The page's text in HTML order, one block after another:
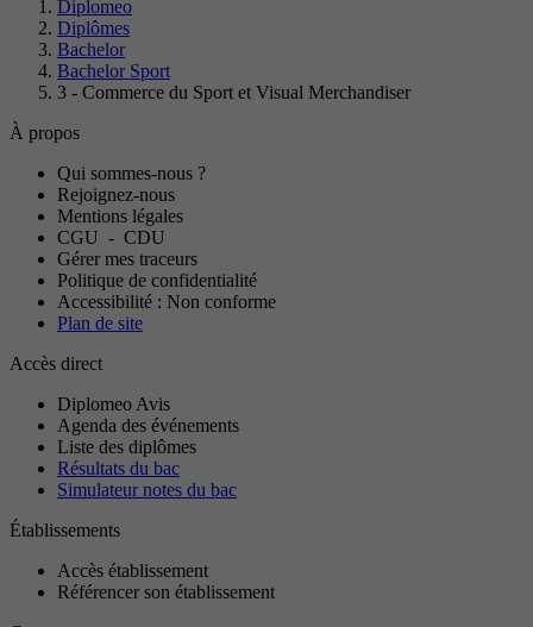
Diplomeo
Diplômes
Bachelor
Bachelor Sport
3 - Commerce du Sport et Visual Merchandiser
À propos
Qui sommes-nous ?
Rejoignez-nous
Mentions légales
CGU - CDU
Gérer mes traceurs
Politique de confidentialité
Accessibilité : Non conforme
Plan de site
Accès direct
Diplomeo Avis
Agenda des événements
Liste des diplômes
Résultats du bac
Simulateur notes du bac
Établissements
Accès établissement
Référencer son établissement